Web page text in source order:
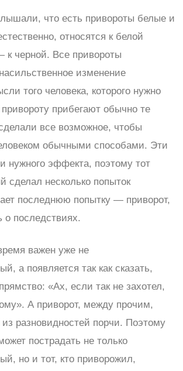
что есть привороты белые и
относятся к белой
к черной. Все привороты
изменение
того человека, которого нужно
прибегают обычно те
все возможное, чтобы
обычными способами. Эти
нужного эффекта, поэтому тот
сделал несколько попыток
последнюю попытку — приворот,
о последствиях.
важен уже не
а появляется так как сказать,
«Ах, если так не захотел,
А приворот, между прочим,
разновидностей порчи. Поэтому
пострадать не только
но и тот, кто приворожил,